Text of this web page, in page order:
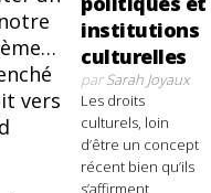
vers
institutions
culturelles
parSarah Joyaux
Les droits
culturels, loin
d’être un concept
récent bien qu’ils
s’affirment